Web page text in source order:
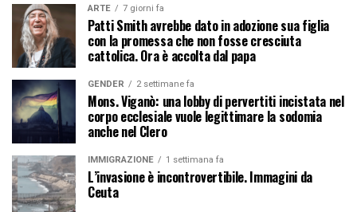
ARTE 7 giorni fa
Patti Smith avrebbe dato in adozione sua figlia
con la promessa che non fosse cresciuta
cattolica. Ora è accolta dal papa
GENDER 2 settimane fa
Mons. Viganò: una lobby di pervertiti incistata nel
corpo ecclesiale vuole legittimare la sodomia
anche nel Clero
IMMIGRAZIONE 1 settimana fa
L’invasione è incontrovertibile. Immagini da
Ceuta